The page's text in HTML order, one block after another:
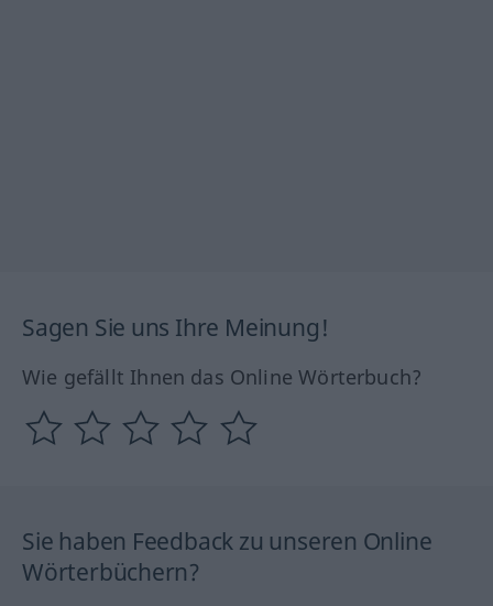
Sagen Sie uns Ihre Meinung!
Wie gefällt Ihnen das Online Wörterbuch?
Sie haben Feedback zu unseren Online
Wörterbüchern?